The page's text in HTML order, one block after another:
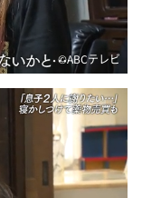
©ABCテレビ